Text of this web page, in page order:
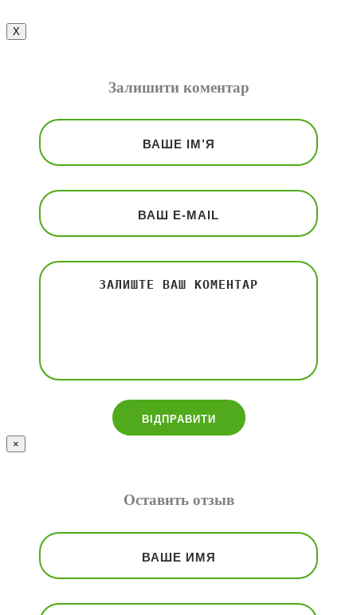
Х
Залишити коментар
×
Оставить отзыв